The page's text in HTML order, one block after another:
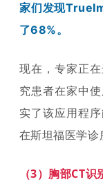
家们发现
了68%。
现在，专家正
究患者在家中
实了该应用程
在斯坦福医学诊
（3）胸部CT